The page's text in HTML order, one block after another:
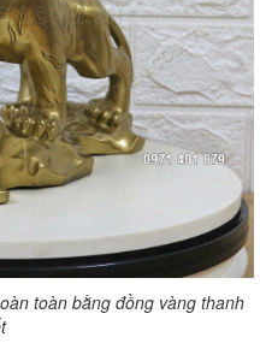
toàn bằng đồng vàng thanh